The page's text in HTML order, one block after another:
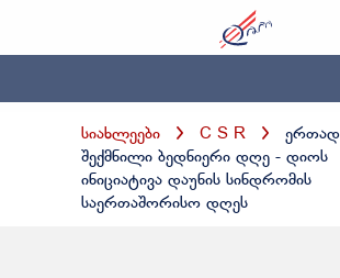
სიახლეები C S R
ერთად
შექმნილი ბედნიერი დღე - დიოს
ინიციატივა დაუნის სინდრომის
საერთაშორისო დღეს